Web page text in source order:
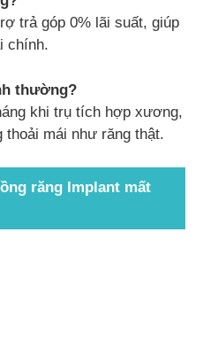
trả góp 0% lãi suất, giúp
chính.
thường?
khi trụ tích hợp xương,
thoải mái như răng thật.
răng Implant mất